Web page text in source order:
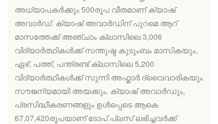
അധ്യാപകര്‍ക്കും 500രൂപ വീതമാണ് ക്യാഷ്
അവാര്‍ഡ്. ക്യാഷ് അവാര്‍ഡിന് പുറമെ ആറ്
മാസത്തേക്ക് അഞ്ചാം ക്ലാസിലെ 3,006
വിദ്യാര്‍ത്ഥികള്‍ക്ക് സന്തുഷ്ട കുടുംബം മാസികയും,
ഏഴ്, പത്ത്, പന്ത്രണ്ട് ക്ലാസിലെ 5,200
വിദ്യാര്‍ത്ഥികള്‍ക്ക് സുന്നി അഫ്കാര്‍ ദ്വൈവാരികയും
സൗജന്യമായി അയക്കും. ക്യാഷ് അവാര്‍ഡും,
പ്രസിദ്ധീകരണങ്ങളും ഉള്‍പ്പെടെ ആകെ
67,07,420രൂപയാണ് ടോപ് പ്ലസ് ലഭിച്ചവര്‍ക്ക്